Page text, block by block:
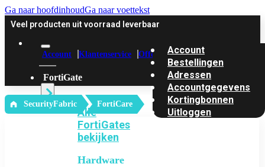
Ga naar hoofdinhoudGa naar voettekst
Veel producten uit voorraad leverbaar
Account Klantenservice Offerte
FortiGate
Alle
FortiGates
bekijken
Hardware
Account
Bestellingen
Adressen
Accountgegevens
Kortingbonnen
Uitloggen
‎ SecurityFabric FortiCare